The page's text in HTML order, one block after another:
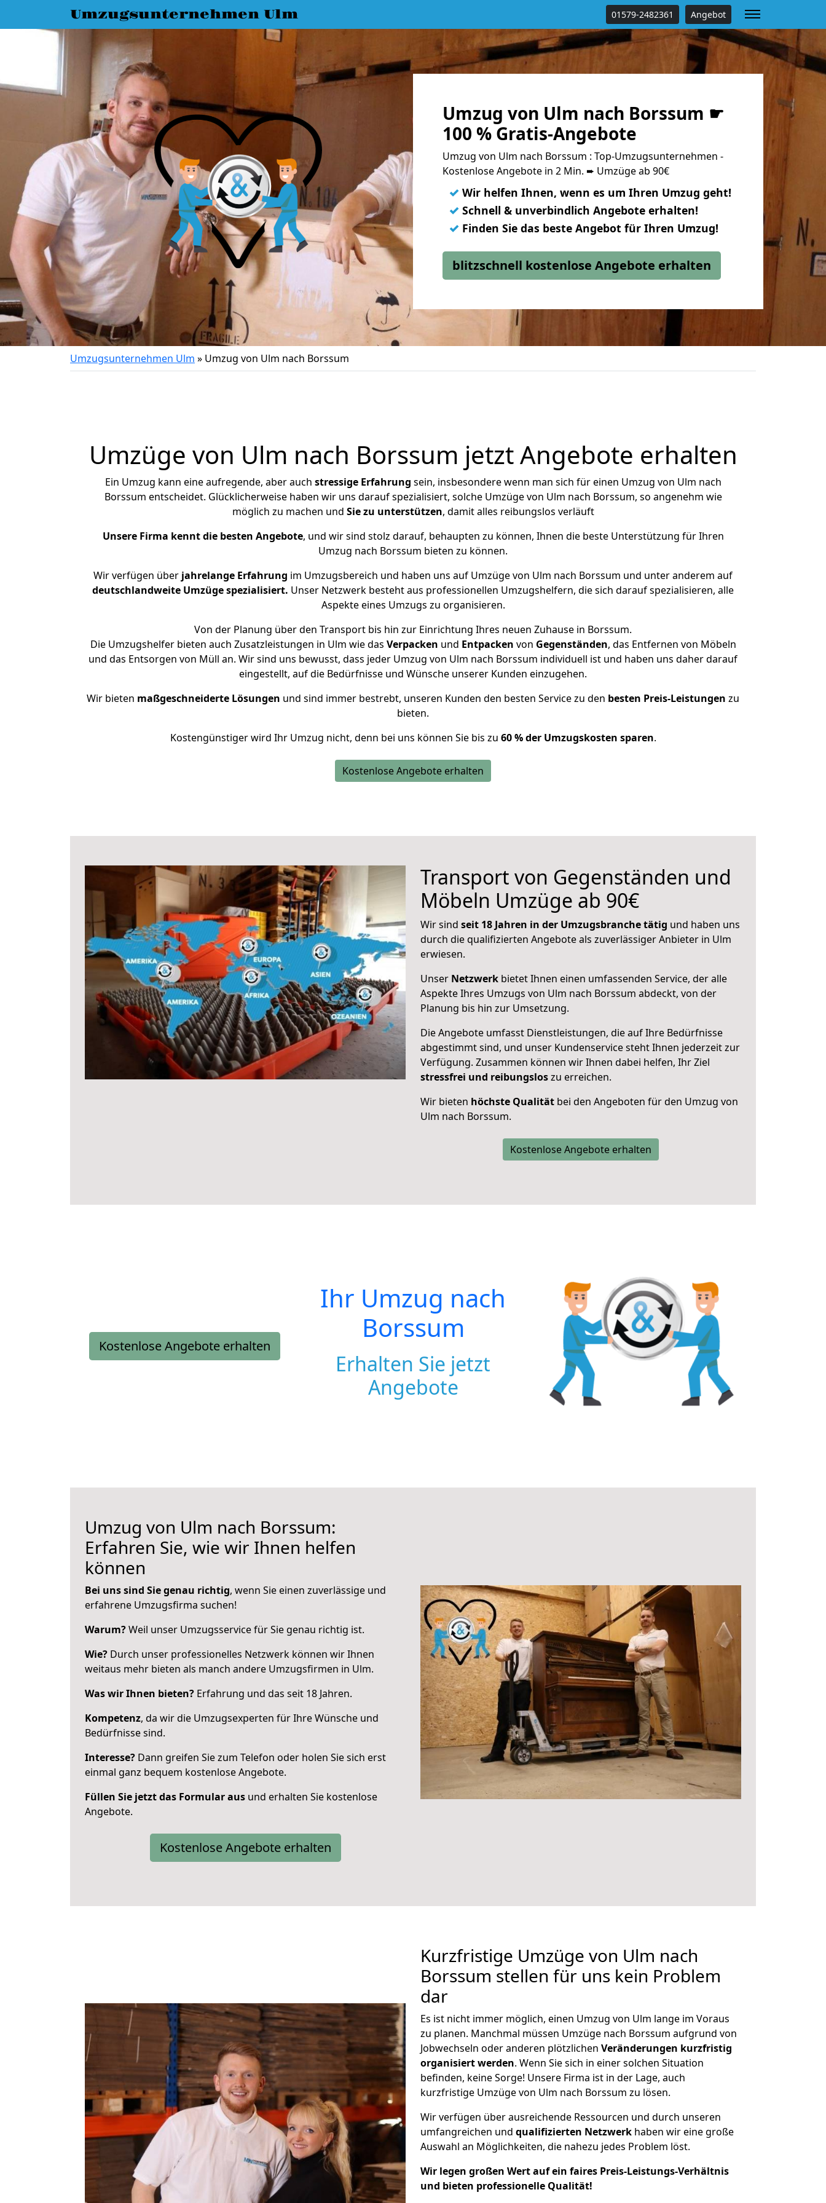
Umzugsunternehmen Ulm 01579-2482361 Angebot
Umzug von Ulm nach Borssum ☛
100 % Gratis-Angebote
Umzug von Ulm nach Borssum : Top-Umzugsunternehmen -
Kostenlose Angebote in 2 Min. ➨ Umzüge ab 90€
✓ Wir helfen Ihnen, wenn es um Ihren Umzug geht!
✓ Schnell & unverbindlich Angebote erhalten!
✓ Finden Sie das beste Angebot für Ihren Umzug!
blitzschnell kostenlose Angebote erhalten
Umzugsunternehmen Ulm » Umzug von Ulm nach Borssum
Umzüge von Ulm nach Borssum jetzt Angebote erhalten
Ein Umzug kann eine aufregende, aber auch stressige Erfahrung sein, insbesondere wenn man sich für einen Umzug von Ulm nach
Borssum entscheidet. Glücklicherweise haben wir uns darauf spezialisiert, solche Umzüge von Ulm nach Borssum, so angenehm wie
möglich zu machen und Sie zu unterstützen, damit alles reibungslos verläuft
Unsere Firma kennt die besten Angebote, und wir sind stolz darauf, behaupten zu können, Ihnen die beste Unterstützung für Ihren
Umzug nach Borssum bieten zu können.
Wir verfügen über jahrelange Erfahrung im Umzugsbereich und haben uns auf Umzüge von Ulm nach Borssum und unter anderem auf
deutschlandweite Umzüge spezialisiert. Unser Netzwerk besteht aus professionellen Umzugshelfern, die sich darauf spezialisieren, alle
Aspekte eines Umzugs zu organisieren.
Von der Planung über den Transport bis hin zur Einrichtung Ihres neuen Zuhause in Borssum.
Die Umzugshelfer bieten auch Zusatzleistungen in Ulm wie das Verpacken und Entpacken von Gegenständen, das Entfernen von Möbeln
und das Entsorgen von Müll an. Wir sind uns bewusst, dass jeder Umzug von Ulm nach Borssum individuell ist und haben uns daher darauf
eingestellt, auf die Bedürfnisse und Wünsche unserer Kunden einzugehen.
Wir bieten maßgeschneiderte Lösungen und sind immer bestrebt, unseren Kunden den besten Service zu den besten Preis-Leistungen zu
bieten.
Kostengünstiger wird Ihr Umzug nicht, denn bei uns können Sie bis zu 60 % der Umzugskosten sparen.
Kostenlose Angebote erhalten
Transport von Gegenständen und
Möbeln Umzüge ab 90€
Wir sind seit 18 Jahren in der Umzugsbranche tätig und haben uns
durch die qualifizierten Angebote als zuverlässiger Anbieter in Ulm
erwiesen.
Unser Netzwerk bietet Ihnen einen umfassenden Service, der alle
Aspekte Ihres Umzugs von Ulm nach Borssum abdeckt, von der
Planung bis hin zur Umsetzung.
Die Angebote umfasst Dienstleistungen, die auf Ihre Bedürfnisse
abgestimmt sind, und unser Kundenservice steht Ihnen jederzeit zur
Verfügung. Zusammen können wir Ihnen dabei helfen, Ihr Ziel
stressfrei und reibungsloszu erreichen.
Wir bieten höchste Qualität bei den Angeboten für den Umzug von
Ulm nach Borssum.
Kostenlose Angebote erhalten
Kostenlose Angebote erhalten
Ihr Umzug nach
Borssum
Erhalten Sie jetzt
Angebote
Umzug von Ulm nach Borssum:
Erfahren Sie, wie wir Ihnen helfen
können
Bei uns sind Sie genau richtig, wenn Sie einen zuverlässige und
erfahrene Umzugsfirma suchen!
Warum?Weil unser Umzugsservice für Sie genau richtig ist.
Wie? Durch unser professionelles Netzwerk können wir Ihnen
weitaus mehr bieten als manch andere Umzugsfirmen in Ulm.
Was wir Ihnen bieten? Erfahrung und das seit 18 Jahren.
Kompetenz, da wir die Umzugsexperten für Ihre Wünsche und
Bedürfnisse sind.
Interesse? Dann greifen Sie zum Telefon oder holen Sie sich erst
einmal ganz bequem kostenlose Angebote.
Füllen Sie jetzt das Formular aus und erhalten Sie kostenlose
Angebote.
Kostenlose Angebote erhalten
Kurzfristige Umzüge von Ulm nach
Borssum stellen für uns kein Problem
dar
Es ist nicht immer möglich, einen Umzug von Ulm lange im Voraus
zu planen. Manchmal müssen Umzüge nach Borssum aufgrund von
Jobwechseln oder anderen plötzlichen Veränderungen kurzfristig
organisiert werden. Wenn Sie sich in einer solchen Situation
befinden, keine Sorge! Unsere Firma ist in der Lage, auch
kurzfristige Umzüge von Ulm nach Borssum zu lösen.
Wir verfügen über ausreichende Ressourcen und durch unseren
umfangreichen und qualifizierten Netzwerk haben wir eine große
Auswahl an Möglichkeiten, die nahezu jedes Problem löst.
Wir legen großen Wert auf ein faires Preis-Leistungs-Verhältnis
und bieten professionelle Qualität!